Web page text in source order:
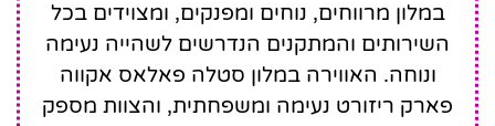
במלון מרווחים, נוחים ומפנקים, ומצוידים בכל
השירותים והמתקנים הנדרשים לשהייה נעימה
ונוחה. האווירה במלון סטלה פאלאס אקווה
פארק ריזורט נעימה ומשפחתית, והצוות מספק